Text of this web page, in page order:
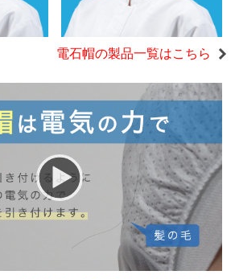
電石帽の製品一覧はこちら